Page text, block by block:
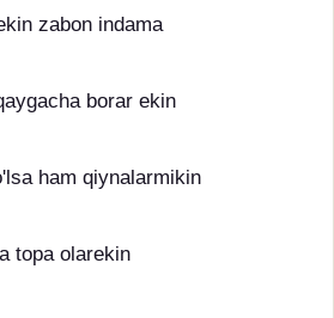
zabon indama
borar ekin
ham qiynalarmikin
topa olarekin